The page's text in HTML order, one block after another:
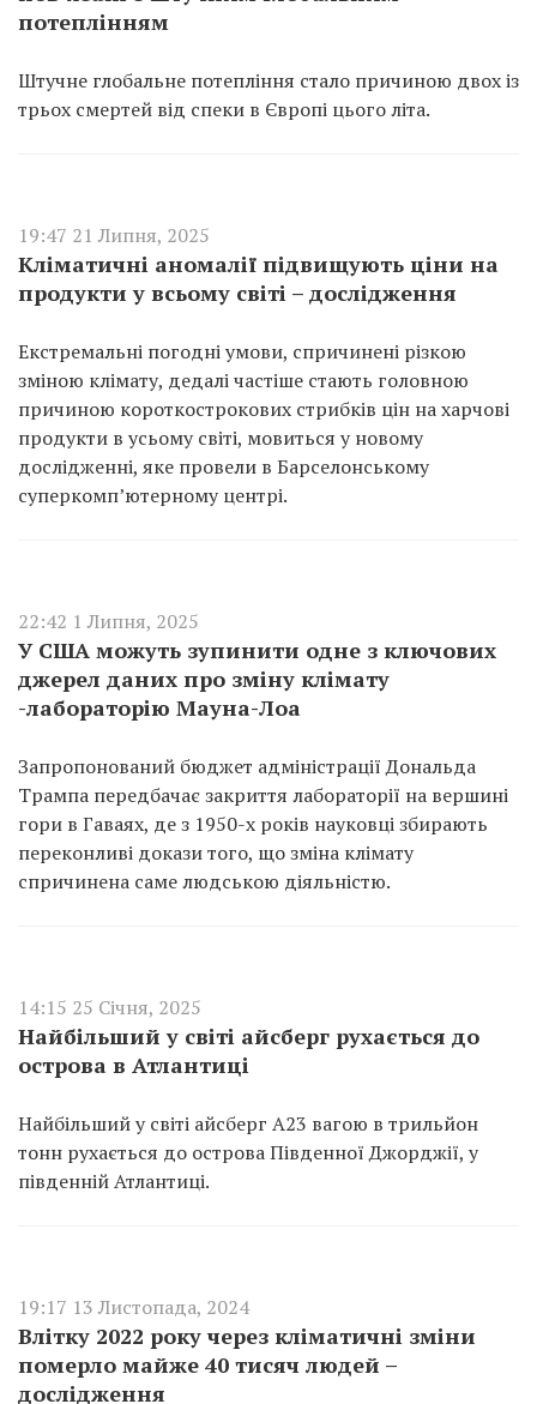
потеплінням
Штучне глобальне потепління стало причиною двох із
трьох смертей від спеки в Європі цього літа.
19:47 21 Липня, 2025
Кліматичні аномалії підвищують ціни на
продукти у всьому світі – дослідження
Екстремальні погодні умови, спричинені різкою
зміною клімату, дедалі частіше стають головною
причиною короткострокових стрибків цін на харчові
продукти в усьому світі, мовиться у новому
дослідженні, яке провели в Барселонському
суперкомп’ютерному центрі.
22:42 1 Липня, 2025
У США можуть зупинити одне з ключових
джерел даних про зміну клімату
-лабораторію Мауна-Лоа
Запропонований бюджет адміністрації Дональда
Трампа передбачає закриття лабораторії на вершині
гори в Гаваях, де з 1950-х років науковці збирають
переконливі докази того, що зміна клімату
спричинена саме людською діяльністю.
14:15 25 Січня, 2025
Найбільший у світі айсберг рухається до
острова в Атлантиці
Найбільший у світі айсберг A23 вагою в трильйон
тонн рухається до острова Південної Джорджії, у
південній Атлантиці.
19:17 13 Листопада, 2024
Влітку 2022 року через кліматичні зміни
померло майже 40 тисяч людей –
дослідження